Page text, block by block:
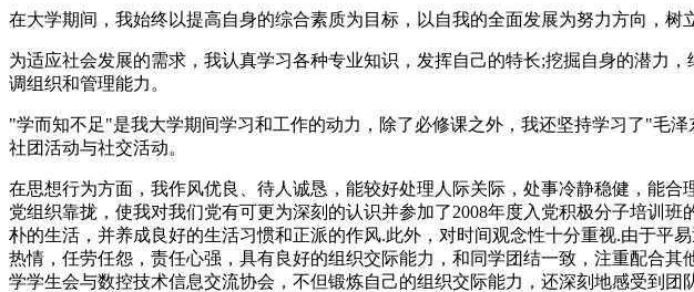
在大学期间，我始终以提高自身的综合素质为目标，以自我的全面发展为努力方向，树
为适应社会发展的需求，我认真学习各种专业知识，发挥自己的特长;挖掘自身的潜力
调组织和管理能力。
"学而知不足"是我大学期间学习和工作的动力，除了必修课之外，我还坚持学习了"毛
社团活动与社交活动。
在思想行为方面，我作风优良、待人诚恳，能较好处理人际关际，处事冷静稳健，能
党组织靠拢，使我对我们党有可更为深刻的认识并参加了2008年度入党积极分子培训
朴的生活，并养成良好的生活习惯和正派的作风.此外，对时间观念性十分重视.由于平
热情，任劳任怨，责任心强，具有良好的组织交际能力，和同学团结一致，注重配合
学学生会与数控技术信息交流协会，不但锻炼自己的组织交际能力，还深刻地感受到团